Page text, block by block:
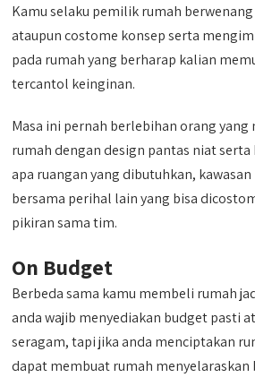
Kamu selaku pemilik rumah
ataupun costome konsep serta
pada rumah yang berharap kalian
tercantol keinginan.
Masa ini pernah berlebihan orang
rumah dengan design pantas niat serta
apa ruangan yang dibutuhkan,
bersama perihal lain yang bisa
pikiran sama tim.
On Budget
Berbeda sama kamu membeli rumah
anda wajib menyediakan budget pasti
seragam, tapi jika anda menciptakan
dapat membuat rumah menyelaraskan